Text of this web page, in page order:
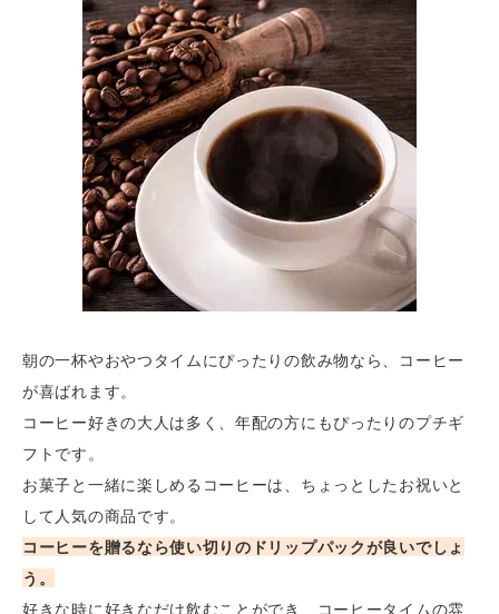
朝の一杯やおやつタイムにぴったりの飲み物なら、コーヒー
が喜ばれます。
コーヒー好きの大人は多く、年配の方にもぴったりのプチギ
フトです。
お菓子と一緒に楽しめるコーヒーは、ちょっとしたお祝いと
して人気の商品です。
コーヒーを贈るなら使い切りのドリップパックが良いでしょ
う。
好きな時に好きなだけ飲むことができ、コーヒータイムの雰